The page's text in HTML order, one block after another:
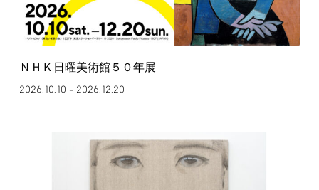
ＮＨＫ日曜美術館５０年展
2026.10.10 – 2026.12.20